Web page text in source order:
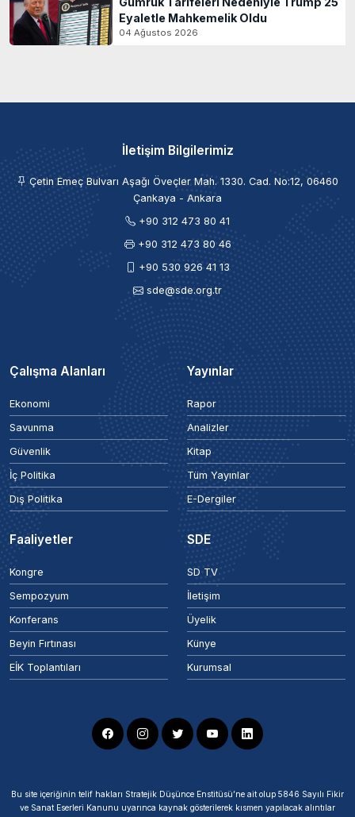
Eyaletle Mahkemelik Oldu
04 Ağustos 2026
İletişim Bilgilerimiz
Çetin Emeç Bulvarı Aşağı Öveçler Mah. 1330. Cad. No:12, 06460
Çankaya - Ankara
+90 312 473 80 41
+90 312 473 80 46
+90 530 926 41 13
sde@sde.org.tr
Çalışma Alanları
Ekonomi
Savunma
Güvenlik
İç Politika
Dış Politika
Yayınlar
Rapor
Analizler
Kitap
Tüm Yayınlar
E-Dergiler
Faaliyetler
Kongre
Sempozyum
Konferans
Beyin Fırtınası
EİK Toplantıları
SDE
SD TV
İletişim
Üyelik
Künye
Kurumsal
Bu site içeriğinin telif hakları Stratejik Düşünce Enstitüsü’ne ait olup 5846 Sayılı Fikir
ve Sanat Eserleri Kanunu uyarınca kaynak gösterilerek kısmen yapılacak alıntılar